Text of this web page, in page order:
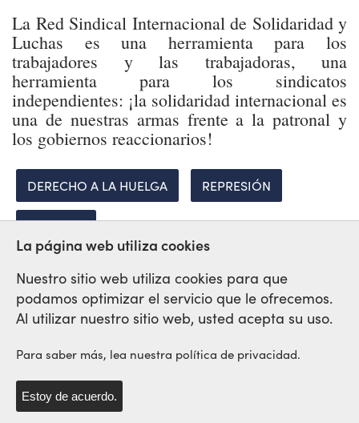
La Red Sindical Internacional de Solidaridad y
Luchas es una herramienta para los
trabajadores y las trabajadoras, una
herramienta para los sindicatos
independientes: ¡la solidaridad internacional es
una de nuestras armas frente a la patronal y
los gobiernos reaccionarios!
DERECHO A LA HUELGA REPRESIÓN
LIBERTAD
Red Sindical Internacional
La página web utiliza cookies
Nuestro sitio web utiliza cookies para que
podamos optimizar el servicio que le ofrecemos.
Al utilizar nuestro sitio web, usted acepta su uso.
Para saber más, lea nuestra política de privacidad.
Estoy de acuerdo.